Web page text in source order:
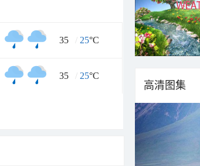
35 / 25°C
35 / 25°C
高清图集